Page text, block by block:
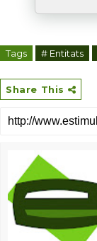
Tags # Entitats
Share This